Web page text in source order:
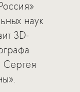
наук
3D-
Сергея